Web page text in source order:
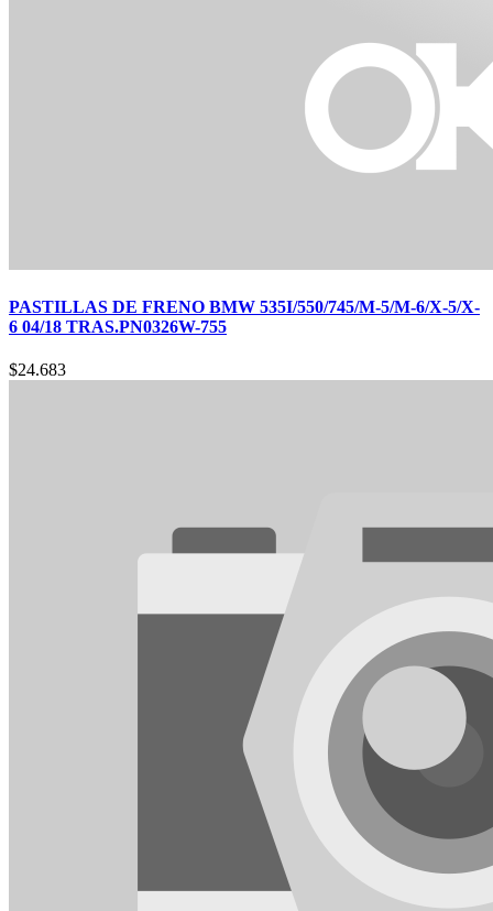
PASTILLAS DE FRENO BMW 535I/550/745/M-5/M-6/X-5/X-
6 04/18 TRAS.PN0326W-755
$24.683